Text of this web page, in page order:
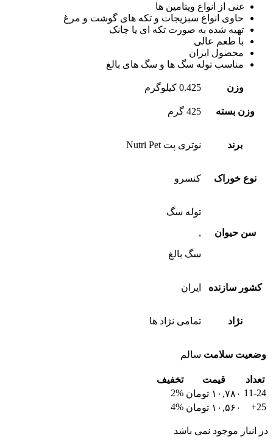
غنی از انواع ویتامین ها
حاوی انواع سبزیجات و تکه های گوشت و مرغ
تهیه شده به صورت تکه ای یا چانک
با طعم عالی
محصول ایران
مناسب توله سگ ها و سگ های بالغ
وزن 0.425 کیلوگرم
وزن بسته 425 گرم
برند نوتری پت Nutri Pet
نوع خوراک کنسرو
سن حیوان
توله سگ
,
سگ بالغ
کشور سازنده ایران
نژاد تمامی نژاد ها
وضعیت سلامت سالم
تعداد قیمت
تخفیف
11-24 ۱۰,۷۸۰ تومان 2%
25+
۱۰,۵۶۰ تومان 4%
در انبار موجود نمی باشد